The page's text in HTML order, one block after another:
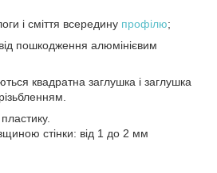
і сміття всередину профілю;
пошкодження алюмінієвим
квадратна заглушка і заглушка
стінки: від 1 до 2 мм